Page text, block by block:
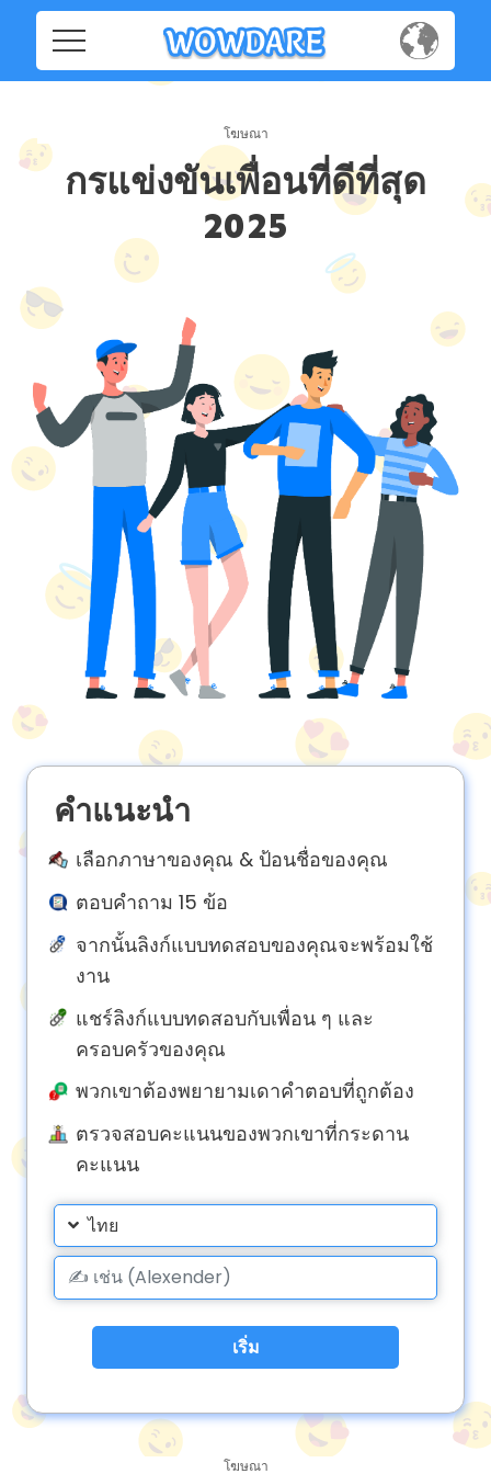
Home
Social
FAQ's
Terms
&
Conditions
Contact
Terms & Conditions
About us
Contact us
กรแข่งขันเพื่อนที่ดีที่สุด
2025
คำแนะนำ
เลือกภาษาของคุณ & ป้อนชื่อของคุณ
ตอบคำถาม 15 ข้อ
จากนั้นลิงก์แบบทดสอบของคุณจะพร้อมใช้
งาน
แชร์ลิงก์แบบทดสอบกับเพื่อน ๆ และ
ครอบครัวของคุณ
พวกเขาต้องพยายามเดาคำตอบที่ถูกต้อง
ตรวจสอบคะแนนของพวกเขาที่กระดาน
คะแนน
ไทย
เริ่ม